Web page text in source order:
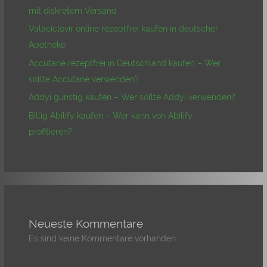
mit diskretem Versand
Valaciclovir online rezeptfrei kaufen in deutscher
Apotheke
Accutane rezeptfrei in Deutschland kaufen – Wer
sollte Accutane verwenden?
Addyi günstig kaufen – Wer sollte Addyi verwenden?
Billig Abilify kaufen – Wer kann von Abilify
profitieren?
Neueste Kommentare
Es sind keine Kommentare vorhanden.